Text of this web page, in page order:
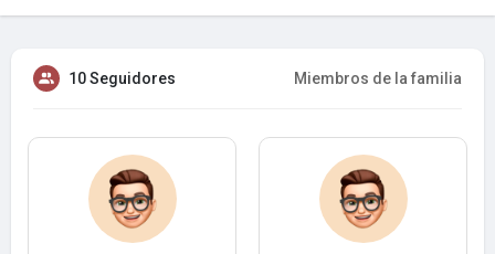
10 Seguidores Miembros de la familia